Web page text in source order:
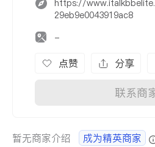
https://
29eb9e0043919ac8
-
点赞 分享
联系商
暂无商家介绍 成为精英商家